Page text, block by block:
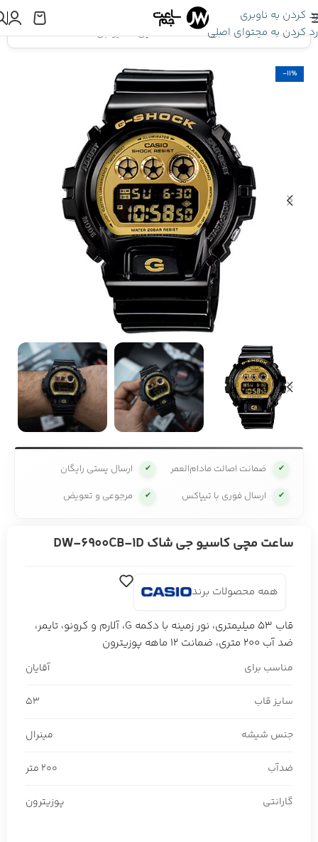
رد کردن به ناوبری
رد کردن به محتوای اصلی
اینجا هستید:ساعت جی شاک»ساعت مچی کاسیو جی شاک DW-6900CB-1D
-11%
✔ ضمانت اصالت مادام‌العمر ✔ ارسال پستی رایگان
✔ ارسال فوری با تیپاکس ✔ مرجوعی و تعویض
ساعت مچی کاسیو جی شاک DW-6900CB-1D
همه محصولات برند
قاب 53 میلیمتری، نور زمینه با دکمه G، آلارم و کرونو، تایمر،
ضد آب 200 متری، ضمانت 12 ماهه پوزیترون
مناسب برای آقایان
سایز قاب 53
جنس شیشه مینرال
ضدآب 200 متر
گارانتی پوزیترون